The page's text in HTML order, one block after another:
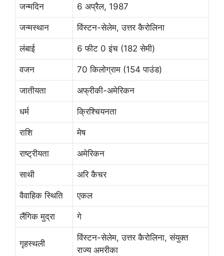
जन्मदिन 6 अप्रैल, 1987
जन्मस्थान विंस्टन-सेलेम, उत्तर कैरोलिना
लंबाई 6 फीट 0 इंच (182 सेमी)
वजन 70 किलोग्राम (154 पाउंड)
जातीयता अफ्रीकी-अमेरिकन
धर्म क्रिश्चियनता
राशि मेष
राष्ट्रीयता अमेरिकन
साथी अरि कैचर
वैवाहिक स्थिति एकल
लैंगिक मुद्रा गे
गृहस्थली
विंस्टन-सेलेम, उत्तर कैरोलिना, संयुक्त
राज्य अमरीका